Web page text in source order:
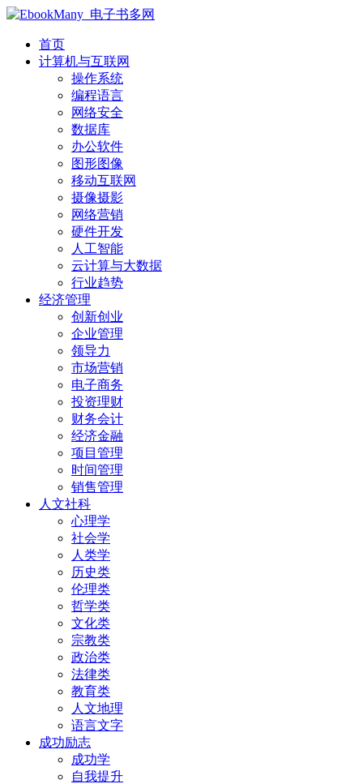
首页
计算机与互联网
操作系统
编程语言
网络安全
数据库
办公软件
图形图像
移动互联网
摄像摄影
网络营销
硬件开发
人工智能
云计算与大数据
行业趋势
经济管理
创新创业
企业管理
领导力
市场营销
电子商务
投资理财
财务会计
经济金融
项目管理
时间管理
销售管理
人文社科
心理学
社会学
人类学
历史类
伦理类
哲学类
文化类
宗教类
政治类
法律类
教育类
人文地理
语言文字
成功励志
成功学
自我提升